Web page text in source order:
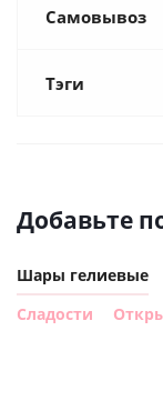
Самовывоз
Тэги
Добавьте
Шары гелиевые
Сладости